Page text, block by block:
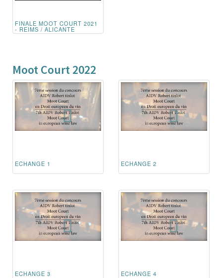
FINALE MOOT COURT 2021
- REIMS / ALICANTE
Moot Court 2022
ECHANGE 1 ECHANGE 2
ECHANGE 3 ECHANGE 4